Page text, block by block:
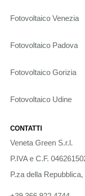
Fotovoltaico Venezia
Fotovoltaico Padova
Fotovoltaico Gorizia
Fotovoltaico Udine
CONTATTI
Veneta Green S.r.l.
P.IVA e C.F.
P.za della